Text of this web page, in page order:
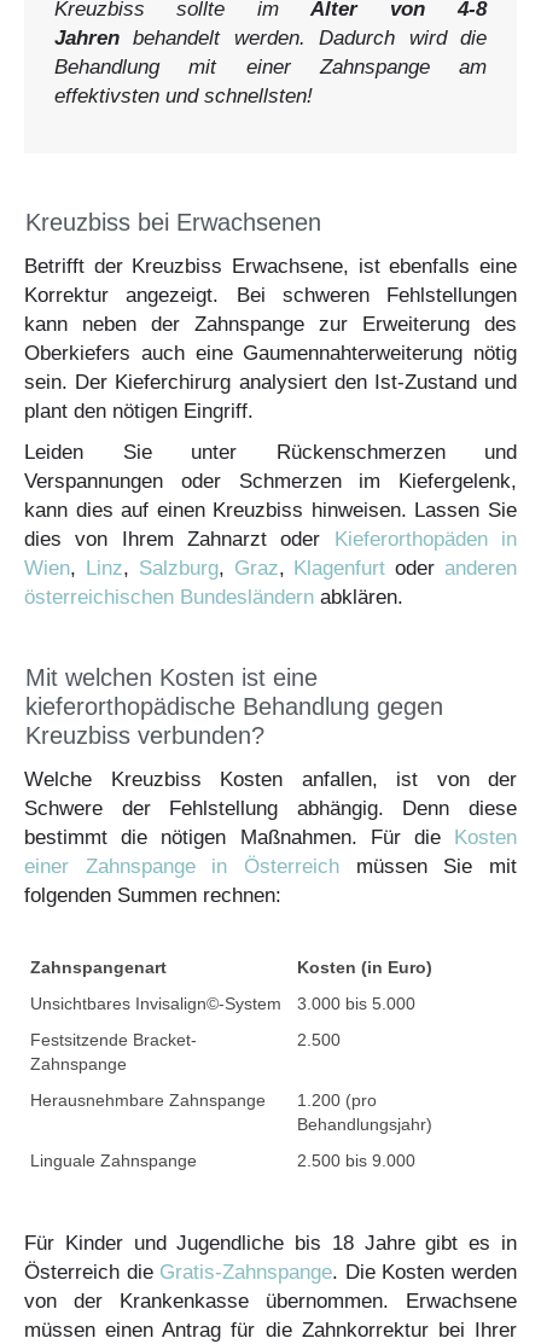
Kreuzbiss sollte imAlter von 4-8
Jahren behandelt werden. Dadurch wird die
Behandlung mit einer Zahnspange am
effektivsten und schnellsten!
Kreuzbiss bei Erwachsenen
Betrifft der Kreuzbiss Erwachsene, ist ebenfalls eine
Korrektur angezeigt. Bei schweren Fehlstellungen
kann neben der Zahnspange zur Erweiterung des
Oberkiefers auch eine Gaumennahterweiterung nötig
sein. Der Kieferchirurg analysiert den Ist-Zustand und
plant den nötigen Eingriff.
Leiden Sie unter Rückenschmerzen und
Verspannungen oder Schmerzen im Kiefergelenk,
kann dies auf einen Kreuzbiss hinweisen. Lassen Sie
dies von Ihrem Zahnarzt oder
Kieferorthopäden in
Wien, Linz, Salzburg, Graz, Klagenfurt oderanderen
österreichischen Bundesländern abklären.
Mit welchen Kosten ist eine
kieferorthopädische Behandlung gegen
Kreuzbiss verbunden?
Welche Kreuzbiss Kosten anfallen, ist von der
Schwere der Fehlstellung abhängig. Denn diese
bestimmt die nötigen Maßnahmen. Für die
Kosten
einer Zahnspange in Österreich müssen Sie mit
folgenden Summen rechnen:
Zahnspangenart
Kosten (in Euro)
Unsichtbares Invisalign©-System
3.000 bis 5.000
Festsitzende Bracket-
Zahnspange
2.500
Herausnehmbare Zahnspange
1.200 (pro
Behandlungsjahr)
Linguale Zahnspange
2.500 bis 9.000
Für Kinder und Jugendliche bis 18 Jahre gibt es in
Österreich die Gratis-Zahnspange. Die Kosten werden
von der Krankenkasse übernommen. Erwachsene
müssen einen Antrag für die Zahnkorrektur bei Ihrer